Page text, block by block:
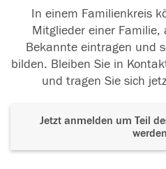
In einem Familienkreis
Mitglieder einer Familie,
Bekannte eintragen und
bilden. Bleiben Sie in
und tragen Sie sich
Jetzt anmelden um Teil